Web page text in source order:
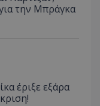
την Μπράγκα
έριξε εξάρα